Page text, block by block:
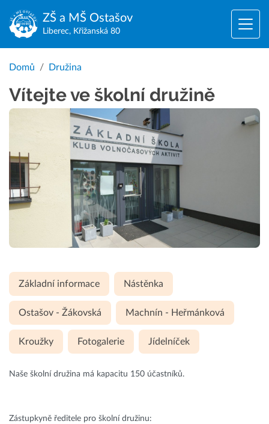
ZŠ a MŠ Ostašov
Liberec, Křižanská 80
Domů Družina
Vítejte ve školní družině
Základní informace Nástěnka
Ostašov - Žákovská Machnín - Heřmánková
Kroužky Fotogalerie Jídelníček
Naše školní družina má kapacitu 150 účastníků.
Zástupkyně ředitele pro školní družinu: